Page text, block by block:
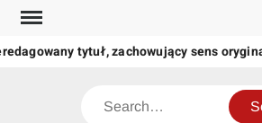
Skip
content
tytuł, zachowujący sens
Search